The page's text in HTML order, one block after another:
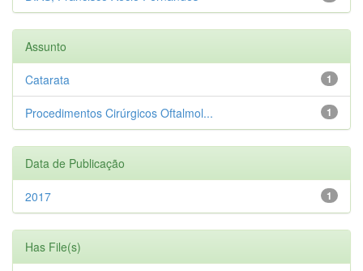
Assunto
1
Catarata
1
Procedimentos Cirúrgicos Oftalmol...
Data de Publicação
1
2017
Has File(s)